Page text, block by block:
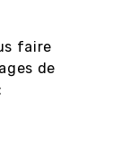
faire
de